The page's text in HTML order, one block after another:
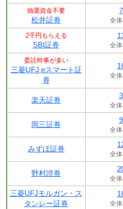
抽選資金不要
松井証券 全
2千円もらえる
SBI証券 全
委託幹事が多い
三菱UFJ eスマート証
券
全
楽天証券
全
岡三証券
全
みずほ証券
全
野村證券
全
三菱UFJモルガン・ス
タンレー証券
全